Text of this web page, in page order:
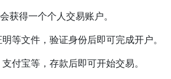
获得一个个人交易账户。
等文件，验证身份后即可完成开户。
付宝等，存款后即可开始交易。